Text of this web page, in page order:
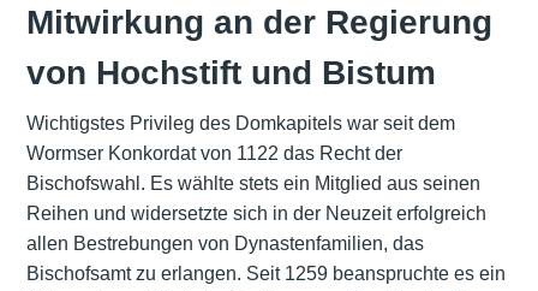
Mitwirkung an der Regierung
von Hochstift und Bistum
Wichtigstes Privileg des Domkapitels war seit dem
Wormser Konkordat von 1122 das Recht der
Bischofswahl. Es wählte stets ein Mitglied aus seinen
Reihen und widersetzte sich in der Neuzeit erfolgreich
allen Bestrebungen von Dynastenfamilien, das
Bischofsamt zu erlangen. Seit 1259 beanspruchte es ein